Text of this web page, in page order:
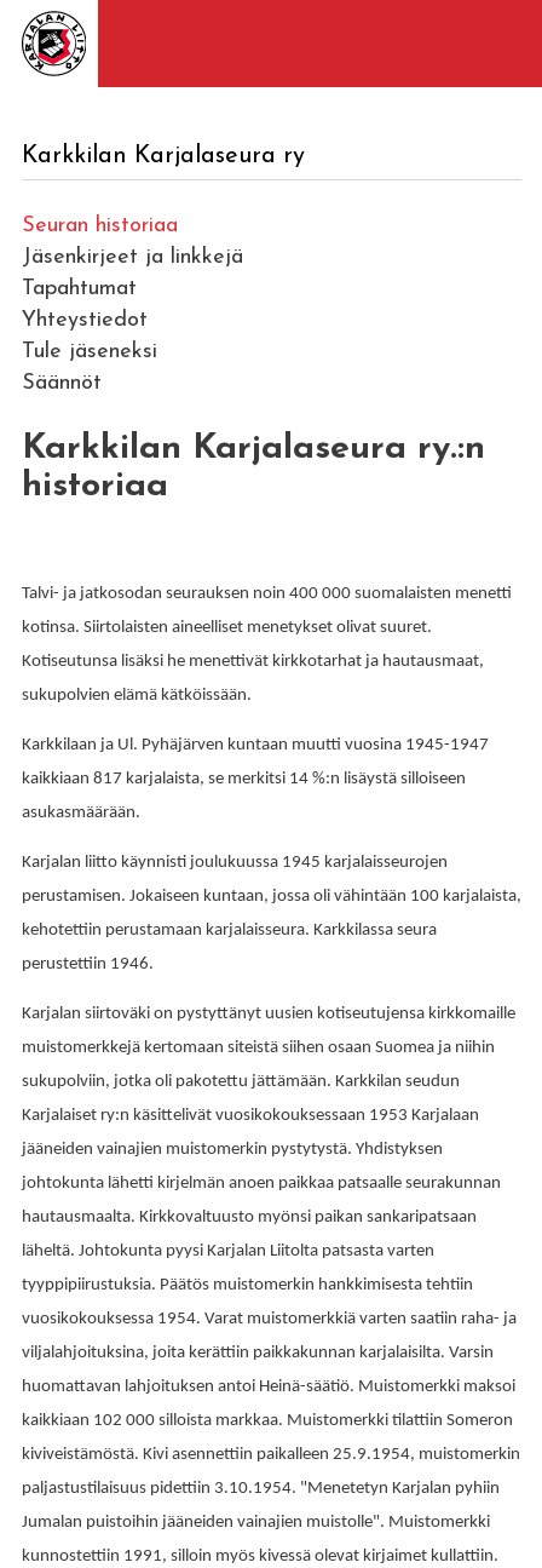
Karkkilan Karjalaseura ry
Seuran historiaa
Jäsenkirjeet ja linkkejä
Tapahtumat
Yhteystiedot
Tule jäseneksi
Säännöt
Karkkilan Karjalaseura ry.:n
historiaa
Talvi- ja jatkosodan seurauksen noin 400 000 suomalaisten menetti
kotinsa. Siirtolaisten aineelliset menetykset olivat suuret.
Kotiseutunsa lisäksi he menettivät kirkkotarhat ja hautausmaat,
sukupolvien elämä kätköissään.
Karkkilaan ja Ul. Pyhäjärven kuntaan muutti vuosina 1945-1947
kaikkiaan 817 karjalaista, se merkitsi 14 %:n lisäystä silloiseen
asukasmäärään.
Karjalan liitto käynnisti joulukuussa 1945 karjalaisseurojen
perustamisen. Jokaiseen kuntaan, jossa oli vähintään 100 karjalaista,
kehotettiin perustamaan karjalaisseura. Karkkilassa seura
perustettiin 1946.
Karjalan siirtoväki on pystyttänyt uusien kotiseutujensa kirkkomaille
muistomerkkejä kertomaan siteistä siihen osaan Suomea ja niihin
sukupolviin, jotka oli pakotettu jättämään. Karkkilan seudun
Karjalaiset ry:n käsittelivät vuosikokouksessaan 1953 Karjalaan
jääneiden vainajien muistomerkin pystytystä. Yhdistyksen
johtokunta lähetti kirjelmän anoen paikkaa patsaalle seurakunnan
hautausmaalta. Kirkkovaltuusto myönsi paikan sankaripatsaan
läheltä. Johtokunta pyysi Karjalan Liitolta patsasta varten
tyyppipiirustuksia. Päätös muistomerkin hankkimisesta tehtiin
vuosikokouksessa 1954. Varat muistomerkkiä varten saatiin raha- ja
viljalahjoituksina, joita kerättiin paikkakunnan karjalaisilta. Varsin
huomattavan lahjoituksen antoi Heinä-säätiö. Muistomerkki maksoi
kaikkiaan 102 000 silloista markkaa. Muistomerkki tilattiin Someron
kiviveistämöstä. Kivi asennettiin paikalleen 25.9.1954, muistomerkin
paljastustilaisuus pidettiin 3.10.1954. "Menetetyn Karjalan pyhiin
Jumalan puistoihin jääneiden vainajien muistolle". Muistomerkki
kunnostettiin 1991, silloin myös kivessä olevat kirjaimet kullattiin.